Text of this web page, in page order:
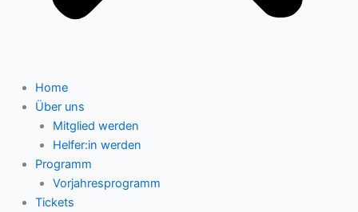
Home
Über uns
Mitglied werden
Helfer:in werden
Programm
Vorjahresprogramm
Tickets